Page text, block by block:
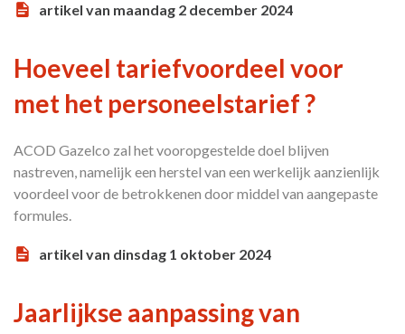
artikel van maandag 2 december 2024
Hoeveel tariefvoordeel voor
met het personeelstarief ?
ACOD Gazelco zal het vooropgestelde doel blijven
nastreven, namelijk een herstel van een werkelijk aanzienlijk
voordeel voor de betrokkenen door middel van aangepaste
formules.
artikel van dinsdag 1 oktober 2024
Jaarlijkse aanpassing van